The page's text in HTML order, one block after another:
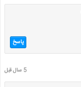
پاسخ
5 سال قبل